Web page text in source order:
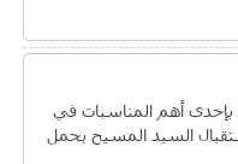
بإحدى أهم المناسبات في
السيد المسيح بحمل